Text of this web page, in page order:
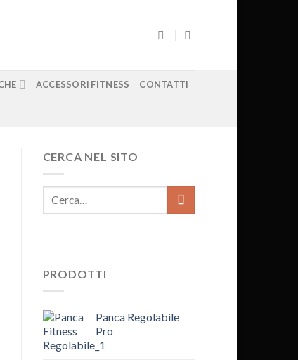
ACCESSORI FITNESS CONTATTI
CERCA NEL SITO
PRODOTTI
Panca Regolabile
Pro